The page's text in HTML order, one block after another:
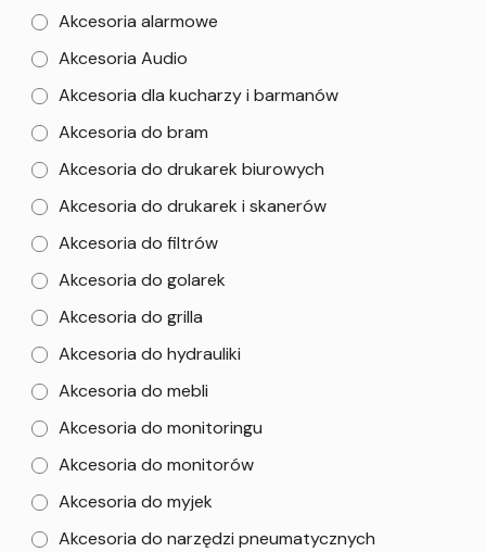
Akcesoria alarmowe
Akcesoria Audio
Akcesoria dla kucharzy i barmanów
Akcesoria do bram
Akcesoria do drukarek biurowych
Akcesoria do drukarek i skanerów
Akcesoria do filtrów
Akcesoria do golarek
Akcesoria do grilla
Akcesoria do hydrauliki
Akcesoria do mebli
Akcesoria do monitoringu
Akcesoria do monitorów
Akcesoria do myjek
Akcesoria do narzędzi pneumatycznych